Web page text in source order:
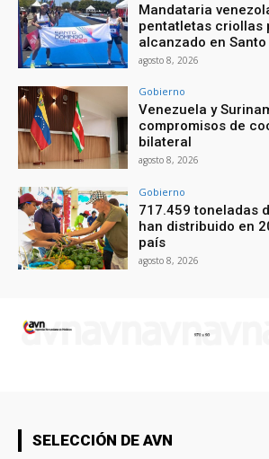
Mandataria
pentatletas criollas
alcanzado en Santo
agosto 8, 2026
Gobierno
Venezuela y
compromisos de
bilateral
agosto 8, 2026
Gobierno
717.459 toneladas
han distribuido en
país
agosto 8, 2026
SELECCIÓN DE AVN